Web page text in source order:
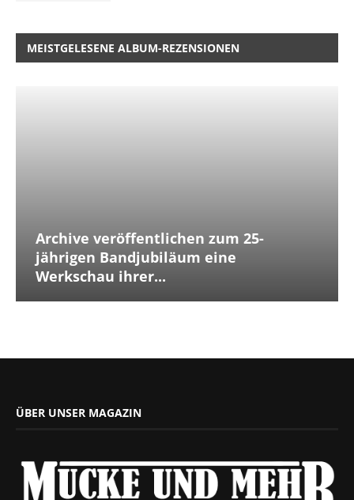
MEISTGELESENE ALBUM-REZENSIONEN
Archive veröffentlichen zum 25-
jährigen Bandjubiläum eine
Werkschau ihrer...
ÜBER UNSER MAGAZIN